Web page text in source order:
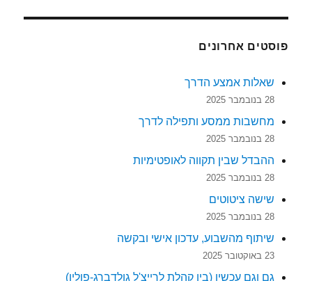
פוסטים אחרונים
שאלות אמצע הדרך
28 בנובמבר 2025
מחשבות ממסע ותפילה לדרך
28 בנובמבר 2025
ההבדל שבין תקווה לאופטימיות
28 בנובמבר 2025
שישה ציטוטים
28 בנובמבר 2025
שיתוף מהשבוע, עדכון אישי ובקשה
23 באוקטובר 2025
גם וגם עכשיו (בין קהלת לרייצ'ל גולדברג-פולין)